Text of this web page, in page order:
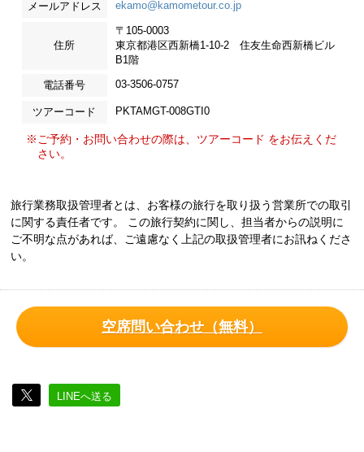
メールアドレス ekamo@kamometour.co.jp
住所
〒105-0003
東京都港区西新橋1-10-2 住友生命西新橋ビル
B1階
電話番号 03-3506-0757
ツアーコード PKTAMGT-008GTI0
※ご予約・お問い合わせの際は、ツアーコード をお伝えくだ
さい。
旅行業務取扱管理者とは、お客様の旅行を取り扱う営業所での取引
に関する責任者です。 この旅行契約に関し、担当者からの説明に
ご不明な点があれば、ご遠慮なく上記の取扱管理者にお訊ねくださ
い。
空席問い合わせ（無料）
LINEへ送る